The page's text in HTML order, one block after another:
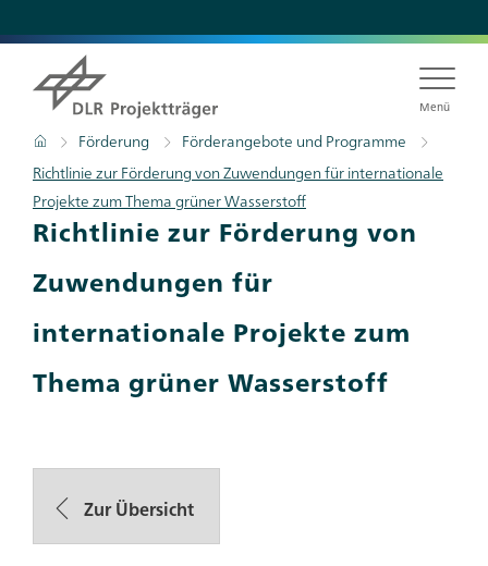
zum
Inhalt
Menü
Pfadnavigation
Startseite
Förderung
Förderangebote und Programme
Richtlinie zur Förderung von Zuwendungen für internationale
Projekte zum Thema grüner Wasserstoff
Richtlinie zur Förderung von
Zuwendungen für
internationale Projekte zum
Thema grüner Wasserstoff
Zur Übersicht